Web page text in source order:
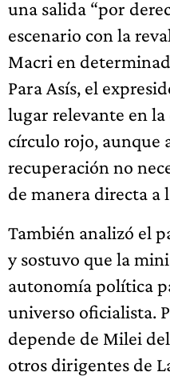
una salida “por
escenario con la
Macri en
Para Asís, el
lugar relevante en
círculo rojo, aunque
recuperación no
de manera directa a
También analizó el
y sostuvo que la
autonomía política
universo oficialista.
depende de Milei
otros dirigentes de